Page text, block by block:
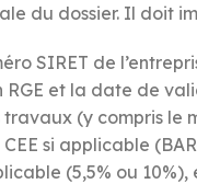
du dossier. Il doit
SIRET de
et la date de
(y compris le
si applicable
(5,5% ou 10%),